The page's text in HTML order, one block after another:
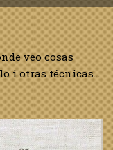
veo cosas
i otras técnicas…